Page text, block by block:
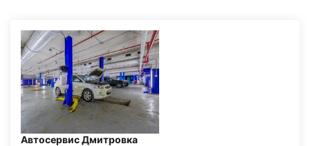
Автосервис Дмитровка